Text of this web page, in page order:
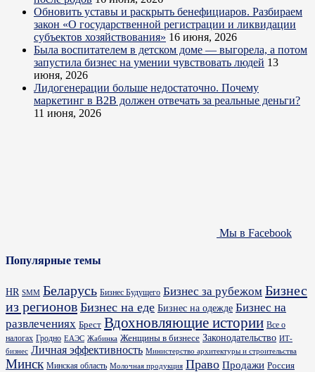
Обновить уставы и раскрыть бенефициаров. Разбираем
закон «О государственной регистрации и ликвидации
субъектов хозяйствования» 16 июня, 2026
Была воспитателем в детском доме — выгорела, а потом
запустила бизнес на умении чувствовать людей 13
июня, 2026
Лидогенерации больше недостаточно. Почему
маркетинг в B2B должен отвечать за реальные деньги?
11 июня, 2026
Мы в Facebook
Популярные темы
HR SMM Беларусь Бизнес Будущего Бизнес за рубежом Бизнес
из регионов Бизнес на еде Бизнес на одежде Бизнес на
развлечениях Брест Вдохновляющие истории Все о
налогах Гродно ЕАЭС Жабинка Женщины в бизнесе Законодательство ИТ-
бизнес Личная эффективность Министерство архитектуры и строительства
Минск Минская область Молочная продукция Право Продажи Россия